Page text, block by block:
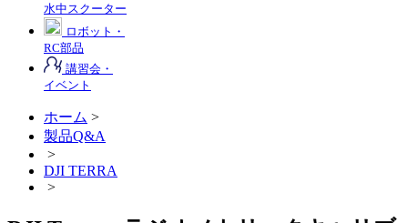
水中スクーター
ロボット・
RC部品
講習会・
イベント
ホーム >
製品Q&A
>
DJI TERRA
>